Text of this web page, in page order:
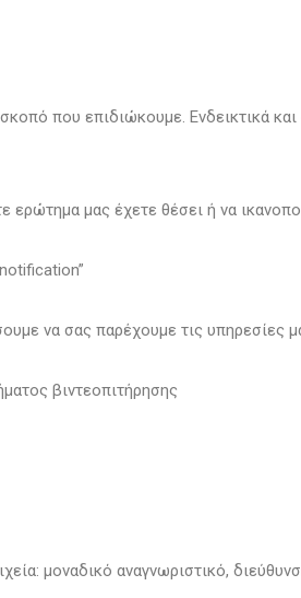
που επιδιώκουμε. Ενδεικτικά και
μας έχετε θέσει ή να
να σας παρέχουμε τις υπηρεσίες
βιντεοπιτήρησης
μοναδικό αναγνωριστικό,